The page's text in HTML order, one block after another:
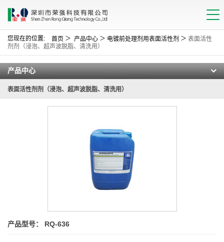
您现在的位置: 首页 ＞ 产品中心 ＞ 电镀前处理剂用表面活性剂 ＞ 表面活性
剂剂（浸泡、超声波脱脂、清洗用）
产品中心
表面活性剂剂（浸泡、超声波脱脂、清洗用）
产品型号： RQ-636